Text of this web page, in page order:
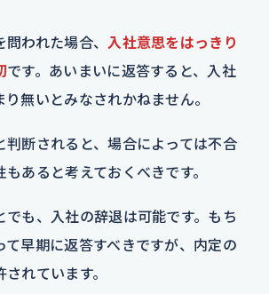
われた場合、 入社意思をはっきり
です。あいまいに返答すると、入社
無いとみなされかねません。
判断されると、場合によっては不合
あると考えておくべきです。
でも、入社の辞退は可能です。もち
て早期に返答すべきですが、内定の
れています。